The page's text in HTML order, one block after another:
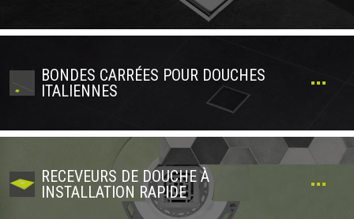
BONDES CARRÉES POUR DOUCHES
ITALIENNES
RECEVEURS DE DOUCHE À
INSTALLATION RAPIDE